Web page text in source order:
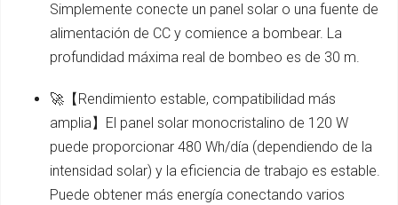
Simplemente conecte un panel solar o una fuente de
alimentación de CC y comience a bombear. La
profundidad máxima real de bombeo es de 30 m.
🚀【Rendimiento estable, compatibilidad más
amplia】El panel solar monocristalino de 120 W
puede proporcionar 480 Wh/día (dependiendo de la
intensidad solar) y la eficiencia de trabajo es estable.
Puede obtener más energía conectando varios